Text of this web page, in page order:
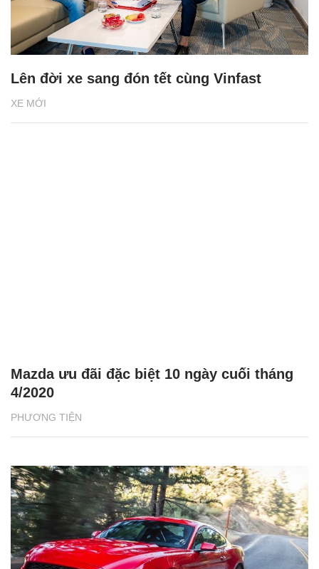
XE MỚI
Lên đời xe sang đón tết cùng Vinfast
PHƯƠNG TIỆN
Mazda ưu đãi đặc biệt 10 ngày cuối tháng
4/2020